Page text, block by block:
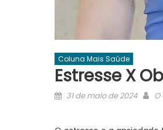
Coluna Mais Saúde
Estresse X
Posted
31 de maio de 2024 O